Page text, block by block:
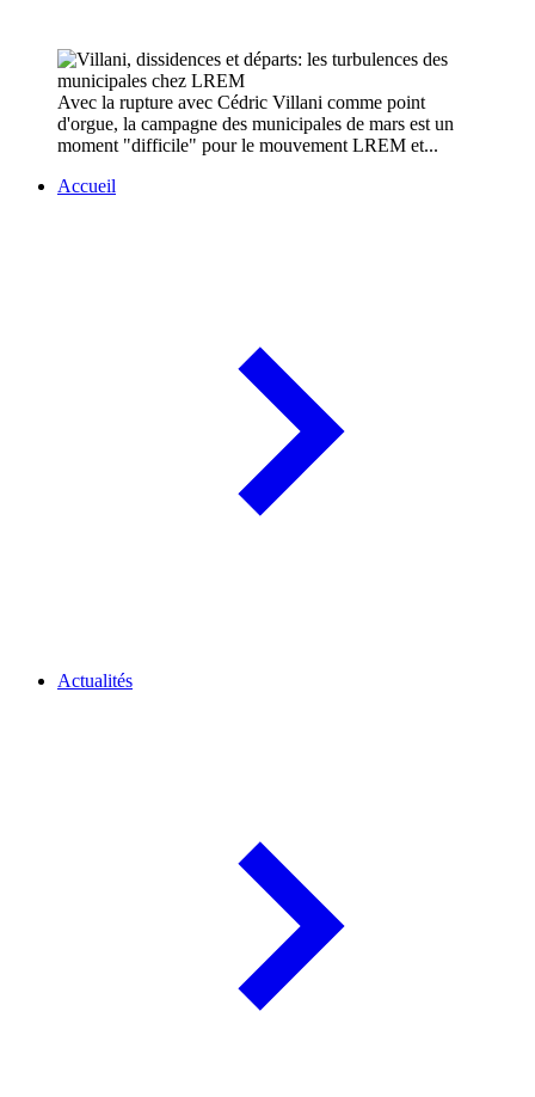
Avec la rupture avec Cédric Villani comme point
d'orgue, la campagne des municipales de mars est un
moment "difficile" pour le mouvement LREM et...
Accueil
Actualités